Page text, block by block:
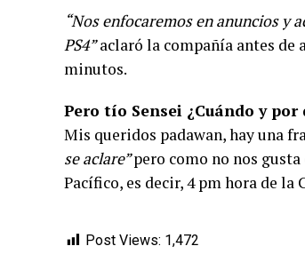
“Nos enfocaremos en anuncios y
PS4”aclaró la compañía antes de
minutos.
Pero tío Sensei ¿Cuándo y
Mis queridos padawan, hay una
se aclare”pero como no nos
Pacífico, es decir, 4 pm hora de la
Post Views: 1,472